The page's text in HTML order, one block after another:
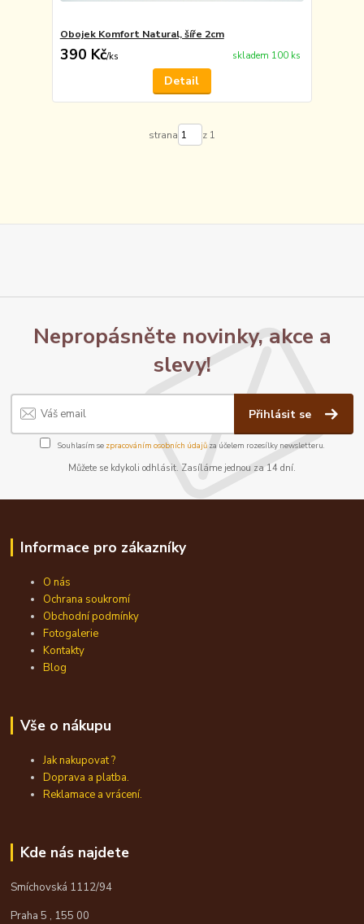
Obojek Komfort Natural, šíře 2cm
390 Kč/ks skladem 100 ks
Detail
strana z 1
Nepropásněte novinky, akce a
slevy!
Přihlásit se
Souhlasím se zpracováním osobních údajůza účelem rozesílky newsletteru.
Můžete se kdykoli odhlásit. Zasíláme jednou za 14 dní.
Informace pro zákazníky
O nás
Ochrana soukromí
Obchodní podmínky
Fotogalerie
Kontakty
Blog
Vše o nákupu
Jak nakupovat ?
Doprava a platba.
Reklamace a vrácení.
Kde nás najdete
Smíchovská 1112/94
Praha 5 , 155 00